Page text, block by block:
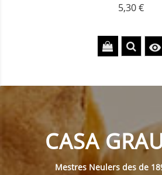
Precio
5,30 €

CASA
Mestres Neulers des de